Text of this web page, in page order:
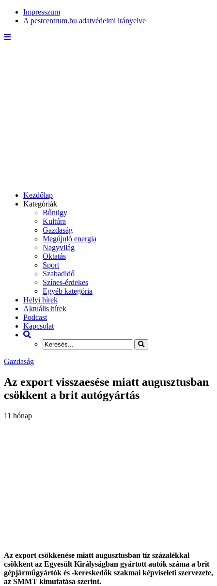
Impresszum
A pestcentrum.hu adatvédelmi irányelve
Kezdőlap
Kategóriák
Bűnügy
Kultúra
Gazdaság
Megújuló energia
Nagyvilág
Oktatás
Sport
Szabadidő
Színes-érdekes
Egyéb kategória
Helyi hírek
Aktuális hírek
Podcast
Kapcsolat
Gazdaság
Az export visszaesése miatt augusztusban
csökkent a brit autógyártás
11 hónap
Az export csökkenése miatt augusztusban tíz százalékkal
csökkent az Egyesült Királyságban gyártott autók száma a brit
gépjárműgyártók és -kereskedők szakmai képviseleti szervezete,
az SMMT kimutatása szerint.